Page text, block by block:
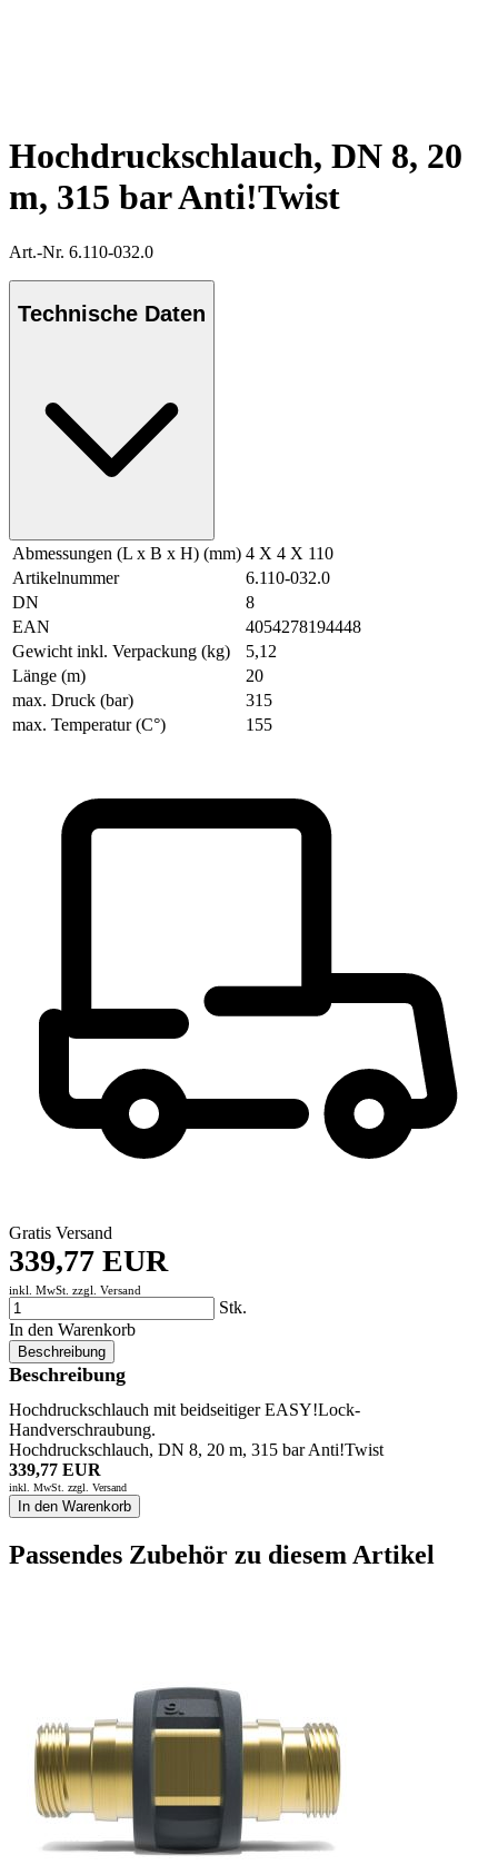
Hochdruckschlauch, DN 8, 20
m, 315 bar Anti!Twist
Art.-Nr. 6.110-032.0
Technische Daten
Abmessungen (L x B x H) (mm) 4 X 4 X 110
Artikelnummer
6.110-032.0
DN
8
EAN
4054278194448
Gewicht inkl. Verpackung (kg)
5,12
Länge (m)
20
max. Druck (bar)
315
max. Temperatur (C°)
155
Gratis Versand
339,77 EUR
inkl. MwSt. zzgl. Versand
Stk.
In den Warenkorb
Beschreibung
Beschreibung
Hochdruckschlauch mit beidseitiger EASY!Lock-
Handverschraubung.
Hochdruckschlauch, DN 8, 20 m, 315 bar Anti!Twist
339,77 EUR
inkl. MwSt. zzgl. Versand
In den Warenkorb
Passendes Zubehör zu diesem Artikel